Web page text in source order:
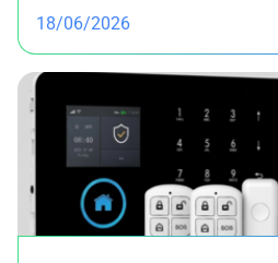
18/06/2026